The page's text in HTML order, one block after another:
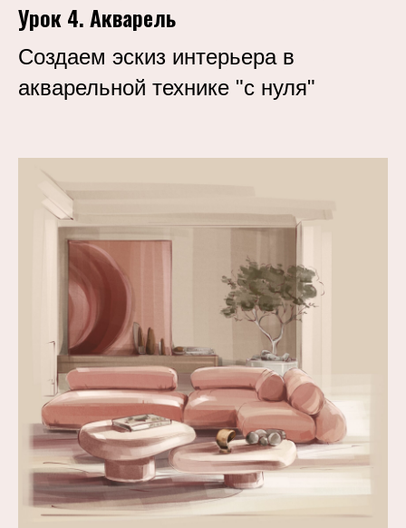
Урок 4. Акварель
Создаем эскиз интерьера в
акварельной технике "с нуля"